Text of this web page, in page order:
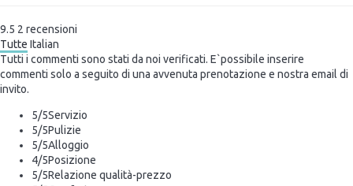
9.5 2 recensioni
Tutte Italian
Tutti i commenti sono stati da noi verificati. E`possibile inserire
commenti solo a seguito di una avvenuta prenotazione e nostra email di
invito.
5/5Servizio
5/5Pulizie
5/5Alloggio
4/5Posizione
5/5Relazione qualità-prezzo